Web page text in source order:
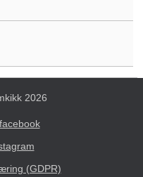
2026
(GDPR)